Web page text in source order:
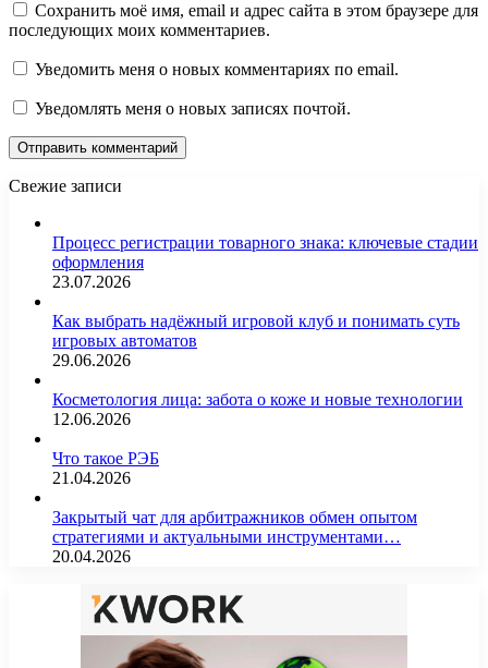
Сохранить моё имя, email и адрес сайта в этом браузере для
последующих моих комментариев.
Уведомить меня о новых комментариях по email.
Уведомлять меня о новых записях почтой.
Свежие записи
Процесс регистрации товарного знака: ключевые стадии
оформления
23.07.2026
Как выбрать надёжный игровой клуб и понимать суть
игровых автоматов
29.06.2026
Косметология лица: забота о коже и новые технологии
12.06.2026
Что такое РЭБ
21.04.2026
Закрытый чат для арбитражников обмен опытом
стратегиями и актуальными инструментами…
20.04.2026